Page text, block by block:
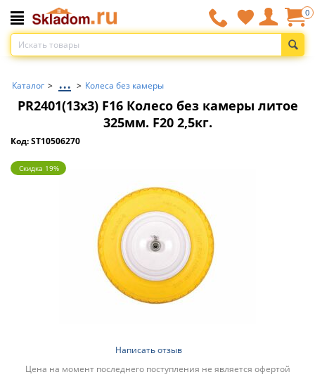
0
Каталог > ... > Колеса без камеры
PR2401(13х3) F16 Колесо без камеры литое
325мм. F20 2,5кг.
Код: ST10506270
Скидка 19%
Написать отзыв
Цена на момент последнего поступления не является офертой